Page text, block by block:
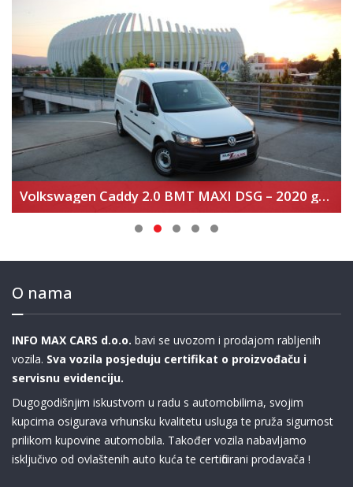
Volkswagen Caddy 2.0 BMT MAXI DSG – 2020 god
O nama
INFO MAX CARS d.o.o. bavi se uvozom i prodajom rabljenih
vozila. Sva vozila posjeduju certifikat o proizvođaču i
servisnu evidenciju.
Dugogodišnjim iskustvom u radu s automobilima, svojim
kupcima osigurava vrhunsku kvalitetu usluga te pruža sigurnost
prilikom kupovine automobila. Također vozila nabavljamo
isključivo od ovlaštenih auto kuća te certificirani prodavača !